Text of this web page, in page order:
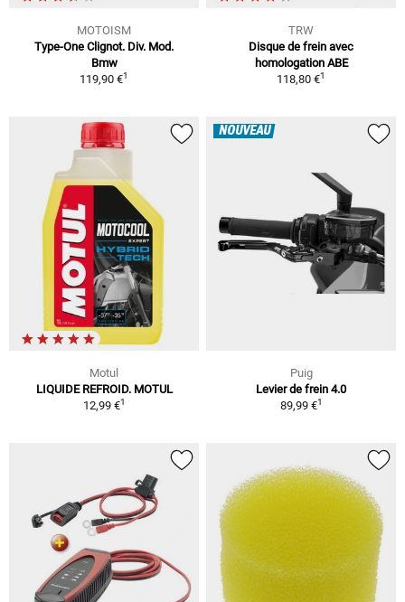
MOTOISM
Type-One Clignot. Div. Mod.
Bmw
119,90 €1
TRW
Disque de frein avec
homologation ABE
118,80 €1
Motul
LIQUIDE REFROID. MOTUL
12,99 €1
NOUVEAU
Puig
Levier de frein 4.0
89,99 €1